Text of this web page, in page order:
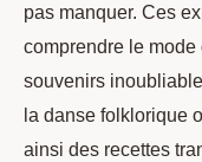
pas manquer. Ces
comprendre le
souvenirs
la danse folklorique
ainsi des recettes